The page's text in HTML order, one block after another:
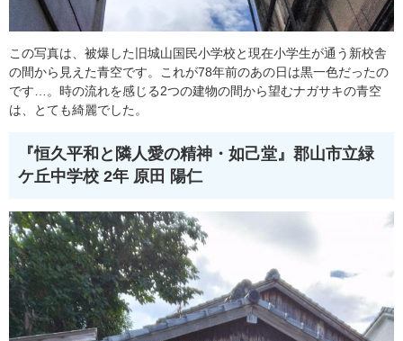
この写真は、被爆した旧城山国民小学校と現在小学生が通う新校舎
の間から見えた青空です。これが78年前のあの日は黒一色だったの
です…。時の流れを感じる2つの建物の間から望むナガサキの青空
は、とても綺麗でした。
『恒久平和と隣人愛の精神・如己堂』 郡山市立緑
ケ丘中学校 2年 原田 陽仁​